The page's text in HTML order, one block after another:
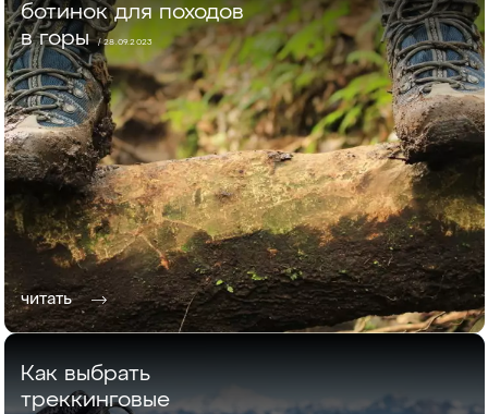
ботинок для походов
в горы/ 28.09.2023
читать
Как выбрать
треккинговые